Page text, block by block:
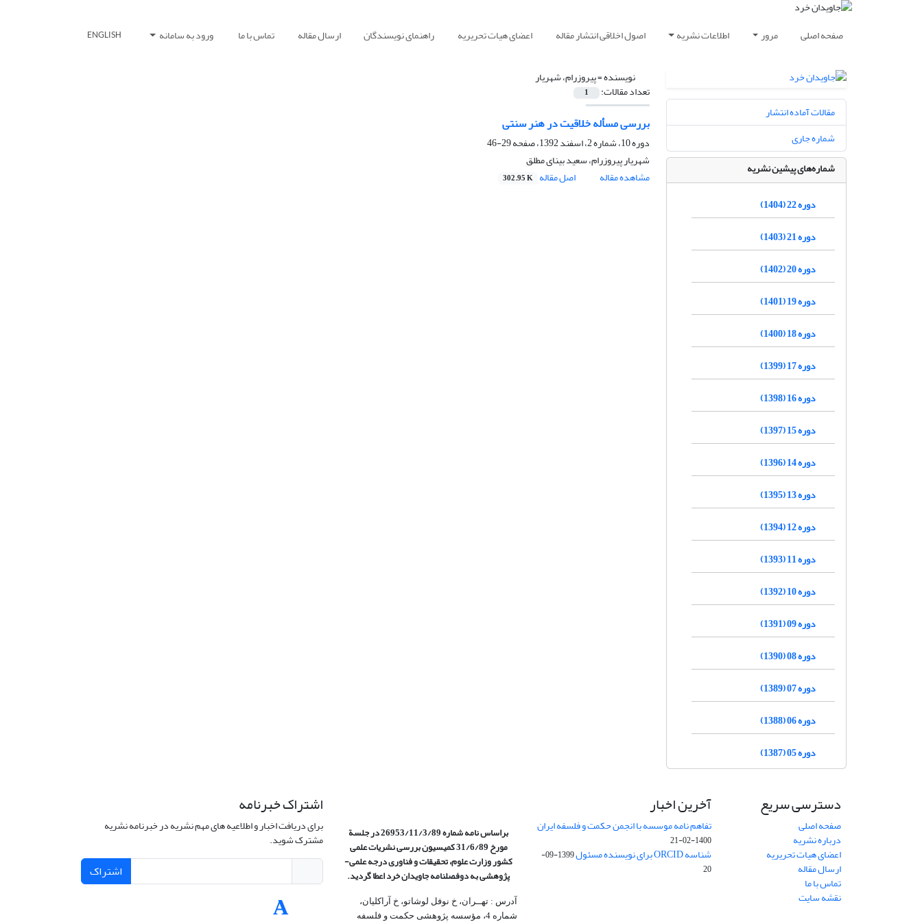
صفحه اصلی مرور اطلاعات نشریه اصول اخلاقی انتشار مقاله اعضای هیات تحریریه راهنمای نویسندگان ارسال مقاله تماس با ما ورود به سامانه ENGLISH
نویسنده =پیروزرام، شهریار
تعداد مقالات: 1
بررسی مسأله خلاقیت در هنر سنتی
دوره 10، شماره 2، اسفند 1392، صفحه
29-46
شهریار پیروزرام، سعید بینای مطلق
مشاهده مقاله
اصل مقاله 302.95 K
مقالات آماده انتشار
شماره جاری
شماره‌های پیشین نشریه
دوره 22 (1404)
دوره 21 (1403)
دوره 20 (1402)
دوره 19 (1401)
دوره 18 (1400)
دوره 17 (1399)
دوره 16 (1398)
دوره 15 (1397)
دوره 14 (1396)
دوره 13 (1395)
دوره 12 (1394)
دوره 11 (1393)
دوره 10 (1392)
دوره 09 (1391)
دوره 08 (1390)
دوره 07 (1389)
دوره 06 (1388)
دوره 05 (1387)
دسترسی سریع
صفحه اصلی
درباره نشریه
اعضای هیات تحریریه
ارسال مقاله
تماس با ما
نقشه سایت
آخرین اخبار
تفاهم نامه موسسه با انجمن حکمت و فلسفه ایران
1400-02-21
شناسه ORCID برای نویسنده مسئول
1399-09-
20
براساس نامه شماره 26953/11/3/89 در جلسة
مورخ 31/6/89 کمیسیون
بررسی نشریات علمی
کشور وزارت علوم، تحقیقات و فناوری درجه علمی‌-
پژوهشیبه دوفصلنامه جاویدان خرد اعطا گردید.
آدرس : تهــران، خ نوفل لوشاتو، خ آراکلیان،
شماره 4،‌ مؤسسه پژوهشی حکمت و فلسفه
اشتراک خبرنامه
برای دریافت اخبار و اطلاعیه های مهم نشریه در خبرنامه نشریه
مشترک شوید.
اشتراک